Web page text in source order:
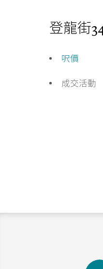
登龍街
呎價
成交活動